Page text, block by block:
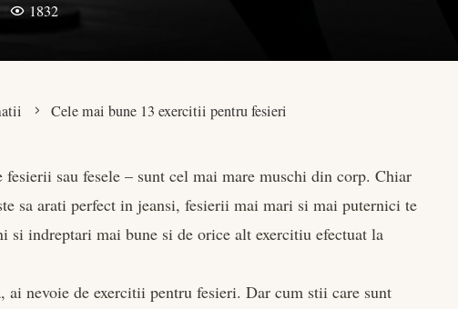
1832
Cele mai bune 13 exercitii pentru fesieri
sau fesele – sunt cel mai mare muschi din corp. Chiar
sa arati perfect in jeansi, fesierii mai mari si mai puternici te
si indreptari mai bune si de orice alt exercitiu efectuat la
ai nevoie de exercitii pentru fesieri. Dar cum stii care sunt